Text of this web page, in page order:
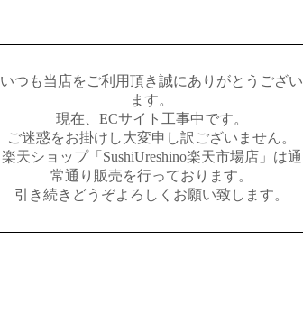
いつも当店をご利用頂き誠にありがとうござい
ます。
現在、ECサイト工事中です。
ご迷惑をお掛けし大変申し訳ございません。
楽天ショップ「SushiUreshino楽天市場店」は通
常通り販売を行っております。
引き続きどうぞよろしくお願い致します。